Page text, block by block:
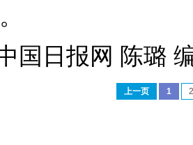
国日报网 陈璐
上一页 1 2